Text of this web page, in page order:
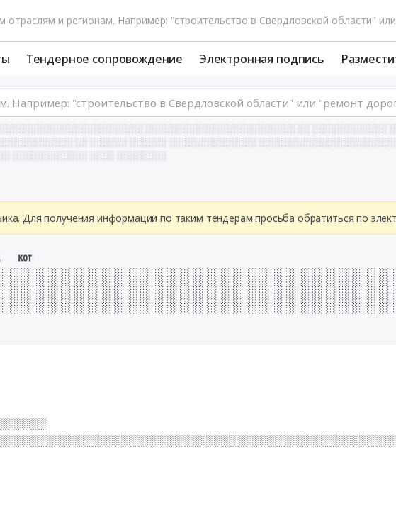
Тендерное сопровождение Электронная подпись
░░░░░░░░░░░░░░░░░░░░░░░░ ░░ ░░░░░░░░░░░░
░░ ░░░░░░ ░░░░░░ ░░░░░░░░░░░░░░
░░░░░░░░░░░░ ░░░░ ░░░░░░░░
Для получения информации по таким тендерам просьба обратиться по
░ ░ ░ ░ ░ ░ ░ ░ ░ ░ ░ ░ ░ ░ ░ ░ ░ ░ ░ ░ ░ ░ ░ ░ ░ ░ ░ ░
░ ░ ░ ░ ░ ░ ░ ░ ░ ░ ░ ░ ░ ░ ░ ░ ░ ░ ░ ░ ░ ░ ░ ░ ░ ░ ░ ░
░ ░ ░ ░ ░ ░ ░ ░ ░ ░ ░ ░ ░ ░ ░ ░ ░ ░ ░ ░ ░ ░ ░ ░ ░ ░ ░ ░
░ ░ ░ ░ ░ ░ ░ ░ ░ ░ ░ ░ ░ ░ ░ ░ ░ ░ ░ ░ ░ ░ ░ ░ ░ ░ ░ ░ ░
░ ░ ░ ░ ░ ░ ░ ░ ░ ░ ░ ░ ░ ░ ░ ░ ░ ░ ░ ░ ░ ░ ░ ░ ░ ░ ░ ░ ░